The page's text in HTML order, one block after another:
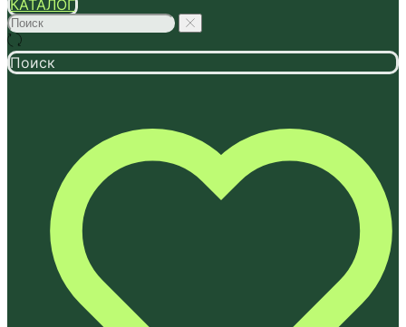
КАТАЛОГ
Поиск